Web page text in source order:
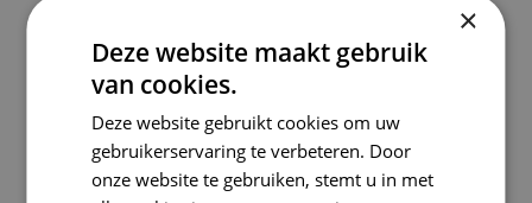
×
Deze website maakt gebruik
van cookies.
Deze website gebruikt cookies om uw
gebruikerservaring te verbeteren. Door
onze website te gebruiken, stemt u in met